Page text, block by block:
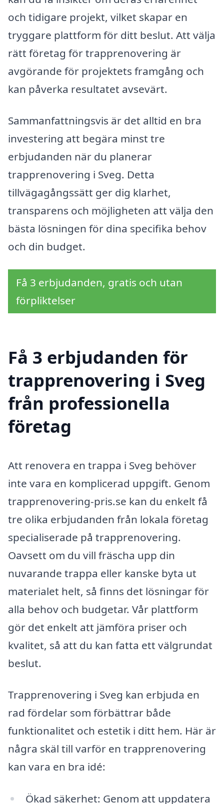
och tidigare projekt, vilket skapar en
tryggare plattform för ditt beslut. Att välja
rätt företag för trapprenovering är
avgörande för projektets framgång och
kan påverka resultatet avsevärt.
Sammanfattningsvis är det alltid en bra
investering att begära minst tre
erbjudanden när du planerar
trapprenovering i Sveg. Detta
tillvägagångssätt ger dig klarhet,
transparens och möjligheten att välja den
bästa lösningen för dina specifika behov
och din budget.
Få 3 erbjudanden, gratis och utan
förpliktelser
Få 3 erbjudanden för
trapprenovering i Sveg
från professionella
företag
Att renovera en trappa i Sveg behöver
inte vara en komplicerad uppgift. Genom
trapprenovering-pris.se kan du enkelt få
tre olika erbjudanden från lokala företag
specialiserade på trapprenovering.
Oavsett om du vill fräscha upp din
nuvarande trappa eller kanske byta ut
materialet helt, så finns det lösningar för
alla behov och budgetar. Vår plattform
gör det enkelt att jämföra priser och
kvalitet, så att du kan fatta ett välgrundat
beslut.
Trapprenovering i Sveg kan erbjuda en
rad fördelar som förbättrar både
funktionalitet och estetik i ditt hem. Här är
några skäl till varför en trapprenovering
kan vara en bra idé:
Ökad säkerhet: Genom att uppdatera